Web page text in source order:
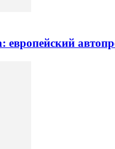
европейский